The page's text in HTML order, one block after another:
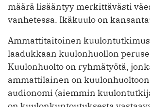
määrä lisääntyy merkittävästi
vanhetessa. Ikäkuulo on
Ammattitaitoinen
laadukkaan kuulonhuollon
Kuulonhuolto on ryhmätyötä,
ammattilainen on
audionomi (aiemmin